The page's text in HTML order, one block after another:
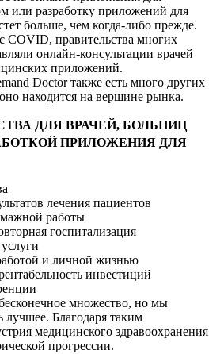
или разработку приложений для
больше, чем когда-либо прежде.
COVID, правительства многих
онлайн-консультации врачей
приложений.
Doctor также есть много других
находится на вершине рынка.
ДЛЯ ВРАЧЕЙ, БОЛЬНИЦ
ПРИЛОЖЕНИЯ ДЛЯ
лечения пациентов
работы
госпитализация
и личной жизнью
инвестиций
множество, но мы
лучшее. Благодаря таким
медицинского здравоохранения
прогрессии.